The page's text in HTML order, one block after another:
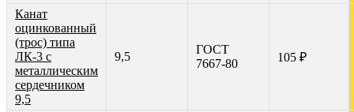
Канат
оцинкованный
(трос) типа
ЛК-3 с
металлическим
сердечником
9,5
9,5
ГОСТ
7667-80
105 ₽